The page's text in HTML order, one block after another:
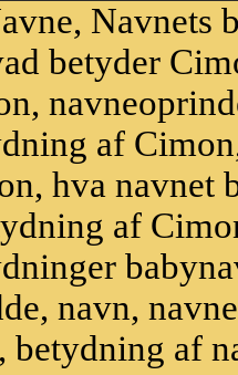
Navnets
betyder
af
hva navnet
af
navn,
betydning af